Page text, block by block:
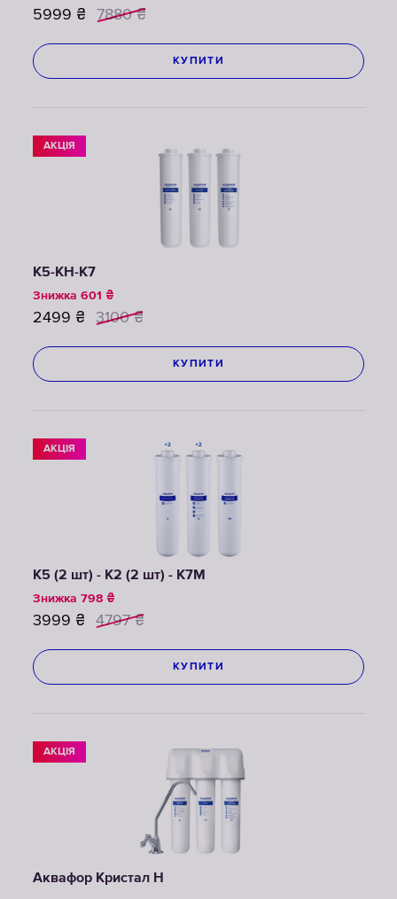
5999 ₴ 7880 ₴
КУПИТИ
АКЦІЯ
К5-КН-К7
Знижка 601 ₴
2499 ₴ 3100 ₴
КУПИТИ
АКЦІЯ
К5 (2 шт) - К2 (2 шт) - К7М
Знижка 798 ₴
3999 ₴ 4797 ₴
КУПИТИ
АКЦІЯ
Аквафор Кристал Н